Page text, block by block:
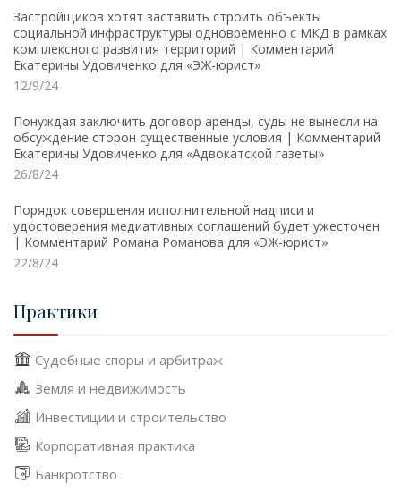
Застройщиков хотят заставить строить объекты
социальной инфраструктуры одновременно с МКД в рамках
комплексного развития территорий | Комментарий
Екатерины Удовиченко для «ЭЖ-юрист»
12/9/24
Понуждая заключить договор аренды, суды не вынесли на
обсуждение сторон существенные условия | Комментарий
Екатерины Удовиченко для «Адвокатской газеты»
26/8/24
Порядок совершения исполнительной надписи и
удостоверения медиативных соглашений будет ужесточен
| Комментарий Романа Романова для «ЭЖ-юрист»
22/8/24
Практики
Судебные споры и арбитраж
Земля и недвижимость
Инвестиции и строительство
Корпоративная практика
Банкротство